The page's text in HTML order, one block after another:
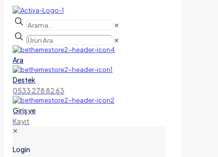
✕
✕
Ara
Destek
0533 278 82 63
Giriş ve
Kayıt
✕
Login